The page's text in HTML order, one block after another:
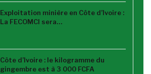
Exploitation minière en Côte d’Ivoire :
La FECOMCI sera…
Côte d’Ivoire : le kilogramme du
gingembre est à 3 000 FCFA